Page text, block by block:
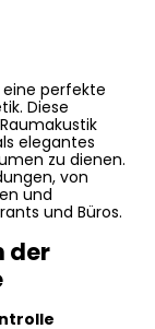
perfekte
Diese
elegantes
zu dienen.
von
und
und Büros.
der